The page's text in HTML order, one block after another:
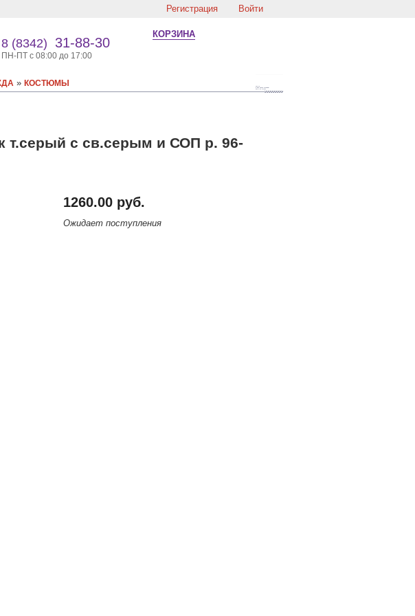
Регистрация Войти
8 (8342) 31-88-30
ПН-ПТ с 08:00 до 17:00
КОРЗИНА
» КОСТЮМЫ
т.серый с св.серым и СОП р. 96-
1260.00 руб.
Ожидает поступления